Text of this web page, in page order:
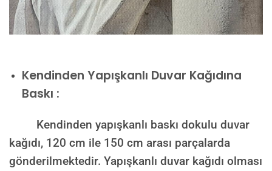
Kendinden Yapışkanlı Duvar Kağıdına
Baskı :
Kendinden yapışkanlı baskı dokulu duvar
kağıdı, 120 cm ile 150 cm arası parçalarda
gönderilmektedir. Yapışkanlı duvar kağıdı olması